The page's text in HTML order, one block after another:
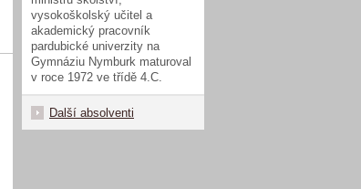
vysokoškolský učitel a
akademický pracovník
pardubické univerzity na
Gymnáziu Nymburk maturoval
v roce 1972 ve třídě 4.C.
Další absolventi